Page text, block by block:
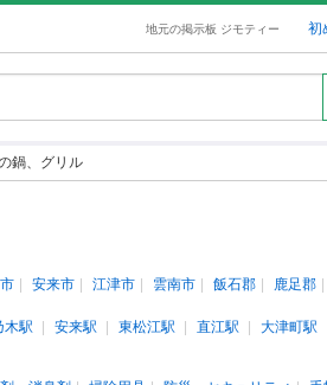
地元の掲示板 ジモティー 初
鍋、グリル
安来市 江津市 雲南市 飯石郡 鹿足郡
木駅 安来駅 東松江駅 直江駅
大津町駅